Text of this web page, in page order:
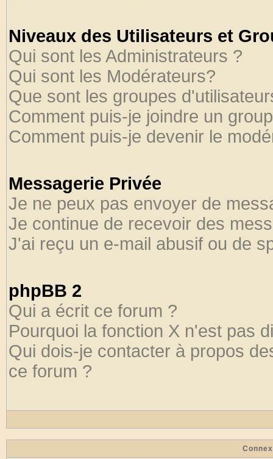
Niveaux des Utilisateurs et
Qui sont les Administrateurs ?
Qui sont les Modérateurs?
Que sont les groupes
Comment puis-je joindre un
Comment puis-je devenir le
Messagerie Privée
Je ne peux pas envoyer de
Je continue de recevoir des
J'ai reçu un e-mail abusif ou de
phpBB 2
Qui a écrit ce forum ?
Pourquoi la fonction X n'est pas
Qui dois-je contacter à propos
ce forum ?